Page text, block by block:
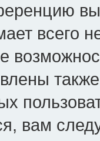
всего
вам